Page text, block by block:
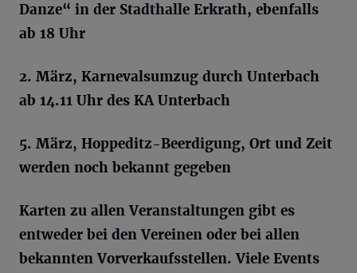
Danze“ in der Stadthalle Erkrath, ebenfalls
ab 18 Uhr
2. März, Karnevalsumzug durch Unterbach
ab 14.11 Uhr des KAUnterbach
5. März, Hoppeditz-Beerdigung, Ort und Zeit
werden noch bekannt gegeben
Karten zu allen Veranstaltungen gibt es
entweder bei den Vereinen oder bei allen
bekannten Vorverkaufsstellen. Viele Events